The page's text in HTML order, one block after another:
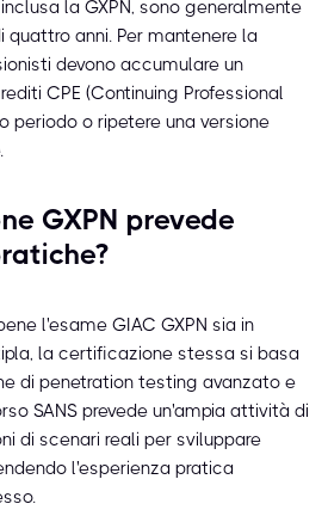
la GXPN, sono generalmente
quattro anni. Per mantenere la
devono accumulare un
CPE (Continuing Professional
periodo o ripetere una versione
GXPN prevede
l'esame GIAC GXPN sia in
la certificazione stessa si basa
di penetration testing avanzato e
SANS prevede un'ampia attività di
di scenari reali per sviluppare
l'esperienza pratica